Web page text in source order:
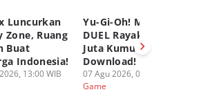
Luncurkan
Zone, Ruang
Buat
Indonesia!
13:00 WIB
Yu-Gi-Oh! MASTER
DUEL Rayakan 100
Juta Kumulatif
Download!
07 Agu 2026, 08:00 WIB
Game